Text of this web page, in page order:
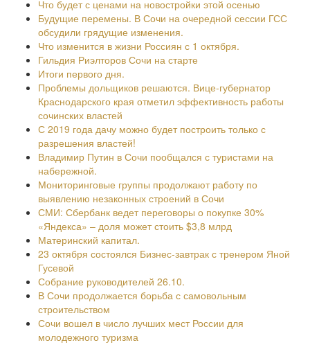
Что будет с ценами на новостройки этой осенью
Будущие перемены. В Сочи на очередной сессии ГСС
обсудили грядущие изменения.
Что изменится в жизни Россиян с 1 октября.
Гильдия Риэлторов Сочи на старте
Итоги первого дня.
Проблемы дольщиков решаются. Вице-губернатор
Краснодарского края отметил эффективность работы
сочинских властей
С 2019 года дачу можно будет построить только с
разрешения властей!
Владимир Путин в Сочи пообщался с туристами на
набережной.
Мониторинговые группы продолжают работу по
выявлению незаконных строений в Сочи
СМИ: Сбербанк ведет переговоры о покупке 30%
«Яндекса» – доля может стоить $3,8 млрд
Материнский капитал.
23 октября состоялся Бизнес-завтрак с тренером Яной
Гусевой
Собрание руководителей 26.10.
В Сочи продолжается борьба с самовольным
строительством
Сочи вошел в число лучших мест России для
молодежного туризма